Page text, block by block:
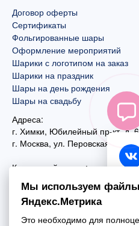
Договор оферты
Сертификаты
Фольгированные шары
Оформление мероприятий
Шарики с логотипом на заказ
Шарики на праздник
Шары на день рождения
Шары на свадьбу
Адреса:
г. Химки, Юбилейный пр-кт, д.
г. Москва, ул. Перовская, д. 59
Контактный номер:
+7 (495) 970-44-75
Почта:
Мы используем
Яндекс.Метрика
Это необходимо для